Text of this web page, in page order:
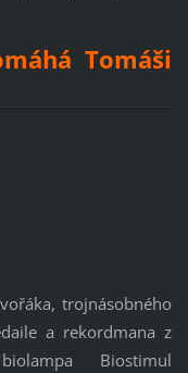
Tomáši
trojnásobného
a rekordmana z
Biostimul